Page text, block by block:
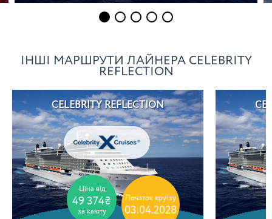
ІНШІ МАРШРУТИ ЛАЙНЕРА CELEBRITY
REFLECTION
CELEBRITY REFLECTION
Ціна від
49 374₴
за каюту
Початок круїзу
03.04.2028